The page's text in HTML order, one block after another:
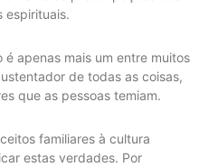
espirituais.
é apenas mais um entre muitos
de todas as coisas,
que as pessoas temiam.
familiares à cultura
estas verdades. Por